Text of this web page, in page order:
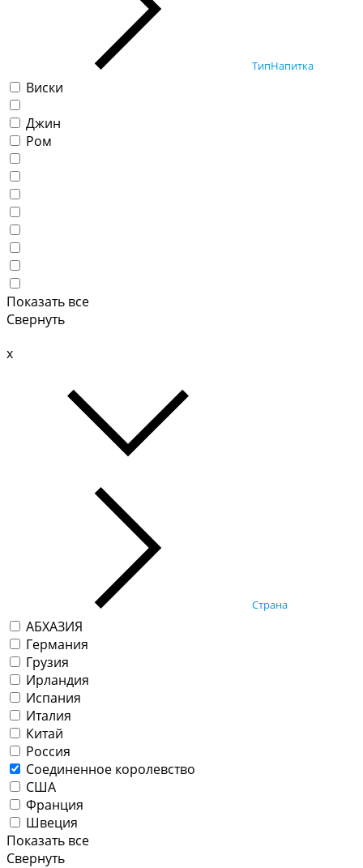
ТипНапитка
Виски
Джин
Ром
Показать все
Свернуть
x
Страна
АБХАЗИЯ
Германия
Грузия
Ирландия
Испания
Италия
Китай
Россия
Соединенное королевство
США
Франция
Швеция
Показать все
Свернуть